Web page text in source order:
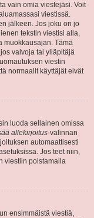
vain omia viestejäsi. Voit
viestissä.
jälkeen. Jos joku on jo
tekstin viestisi alla,
muokkausajan. Tämä
valvoja tai ylläpitäjä
viestin
normaalit käyttäjät eivät
luoda sellainen omissa
allekirjoitus-valinnan
automaattisesti
Jos teet niin,
viestiin poistamalla
ensimmäistä viestiä,